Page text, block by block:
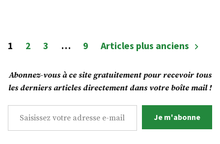
! »
terre
sans
gluten
et
Pagination
publications
1 2 3 … 9 Articles plus anciens
Abonnez-vous à ce site gratuitement pour recevoir tous
les derniers articles directement dans votre boîte mail !
Saisissez votre adresse e-mail…
Je m'abonne